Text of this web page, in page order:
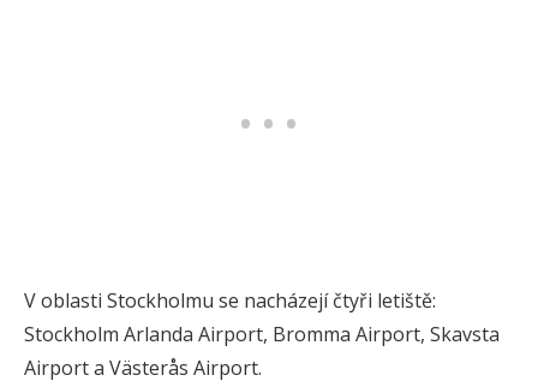
V oblasti Stockholmu se nacházejí čtyři letiště:
Stockholm Arlanda Airport, Bromma Airport, Skavsta
Airport a Västerås Airport.